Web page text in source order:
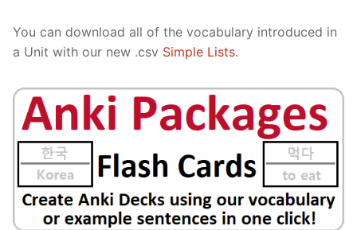
You can download all of the vocabulary introduced in
a Unit with our new .csv Simple Lists.